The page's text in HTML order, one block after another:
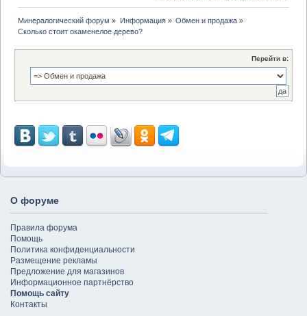
Минералогический форум » Информация» Обмен и продажа»
Сколько стоит окаменелое дерево?
Перейти в:
О форуме
Правила форума
Помощь
Политика конфиденциальности
Размещение рекламы
Предложение для магазинов
Информационное партнёрство
Помощь сайту
Контакты